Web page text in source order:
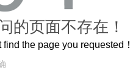
的页面不存在！
the page you requested！